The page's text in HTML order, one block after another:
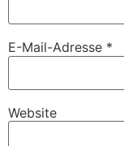
E-Mail-Adresse *
Website